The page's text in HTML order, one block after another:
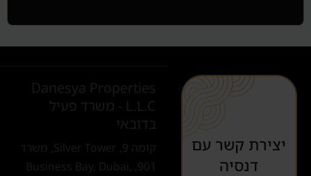
יצירת קשר עם
דנסיה
Danesya Properties
L.L.C - משרד פעיל
בדובאי
קומה 9, Silver Tower, משרד
901, Business Bay, Dubai,